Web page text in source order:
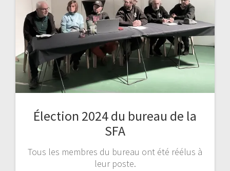
Élection 2024 du bureau de la
SFA
Tous les membres du bureau ont été réélus à
leur poste.